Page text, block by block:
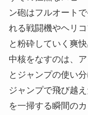
ン砲はフルオート
れる戦闘機やヘリ
と粉砕していく爽
中核をなすのは、
とジャンプの使い
ジャンプで飛び越
を一掃する瞬間の